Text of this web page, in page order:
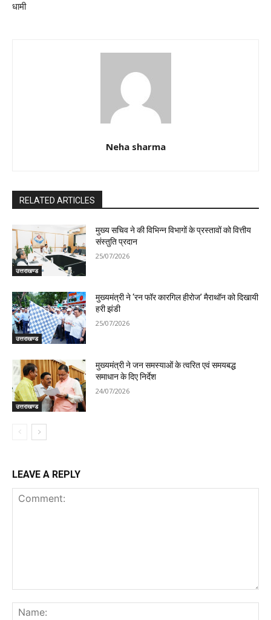
धामी
Neha sharma
RELATED ARTICLES
उत्तराखण्ड
मुख्य सचिव ने की विभिन्न विभागों के प्रस्तावों को वित्तीय
संस्तुति प्रदान
25/07/2026
उत्तराखण्ड
मुख्यमंत्री ने ‘रन फॉर कारगिल हीरोज’ मैराथॉन को दिखायी
हरी झंडी
25/07/2026
उत्तराखण्ड
मुख्यमंत्री ने जन समस्याओं के त्वरित एवं समयबद्ध
समाधान के दिए निर्देश
24/07/2026
LEAVE A REPLY